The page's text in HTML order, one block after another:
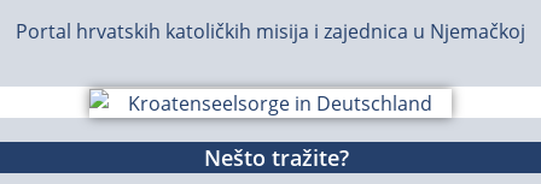
Portal hrvatskih katoličkih misija i zajednica u Njemačkoj
Nešto tražite?